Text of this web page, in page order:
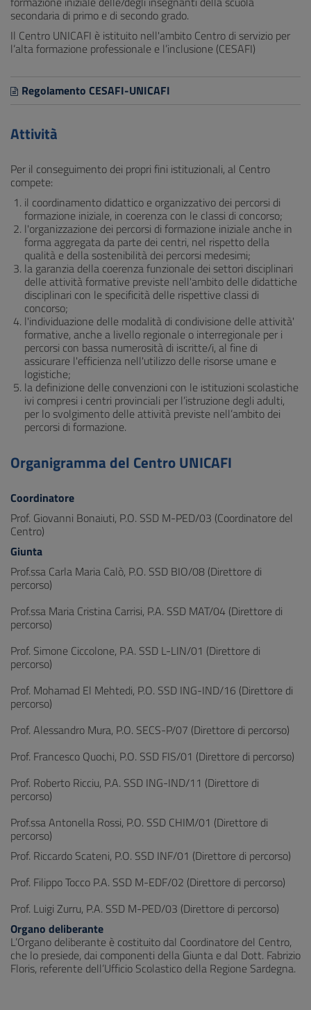
secondaria di primo e di secondo grado.
Il Centro UNICAFI è istituito nell'ambito Centro di servizio per
l’alta formazione professionale e l’inclusione (CESAFI)
Regolamento CESAFI-UNICAFI
Attività
Per il conseguimento dei propri fini istituzionali, al Centro
compete:
il coordinamento didattico e organizzativo dei percorsi di
formazione iniziale, in coerenza con le classi di concorso;
l'organizzazione dei percorsi di formazione iniziale anche in
forma aggregata da parte dei centri, nel rispetto della
qualità e della sostenibilità dei percorsi medesimi;
la garanzia della coerenza funzionale dei settori disciplinari
delle attività formative previste nell'ambito delle didattiche
disciplinari con le specificità delle rispettive classi di
concorso;
l'individuazione delle modalità di condivisione delle attività'
formative, anche a livello regionale o interregionale per i
percorsi con bassa numerosità di iscritte/i, al fine di
assicurare l'efficienza nell'utilizzo delle risorse umane e
logistiche;
la definizione delle convenzioni con le istituzioni scolastiche
ivi compresi i centri provinciali per l’istruzione degli adulti,
per lo svolgimento delle attività previste nell’ambito dei
percorsi di formazione.
Organigramma del Centro UNICAFI
Coordinatore
Prof. Giovanni Bonaiuti, P.O. SSD M-PED/03 (Coordinatore del
Centro)
Giunta
Prof.ssa Carla Maria Calò, P.O. SSD BIO/08 (Direttore di
percorso)
Prof.ssa Maria Cristina Carrisi, P.A. SSD MAT/04 (Direttore di
percorso)
Prof. Simone Ciccolone, P.A. SSD L-LIN/01 (Direttore di
percorso)
Prof. Mohamad El Mehtedi, P.O. SSD ING-IND/16 (Direttore di
percorso)
Prof. Alessandro Mura, P.O. SECS-P/07 (Direttore di percorso)
Prof. Francesco Quochi, P.O. SSD FIS/01 (Direttore di percorso)
Prof. Roberto Ricciu, P.A. SSD ING-IND/11 (Direttore di
percorso)
Prof.ssa Antonella Rossi, P.O. SSD CHIM/01 (Direttore di
percorso)
Prof. Riccardo Scateni, P.O. SSD INF/01 (Direttore di percorso)
Prof. Filippo Tocco P.A. SSD M-EDF/02 (Direttore di percorso)
Prof. Luigi Zurru, P.A. SSD M-PED/03 (Direttore di percorso)
Organo deliberante
L’Organo deliberante è costituito dal Coordinatore del Centro,
che lo presiede, dai componenti della Giunta e dal Dott. Fabrizio
Floris, referente dell’Ufficio Scolastico della Regione Sardegna.